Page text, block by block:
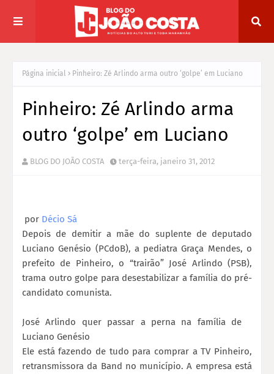
Página inicial Pinheiro: Zé Arlindo arma outro ‘golpe’ em Luciano
Pinheiro: Zé Arlindo arma
outro ‘golpe’ em Luciano
BLOG DO JOÃO COSTA terça-feira, janeiro 31, 2012
por Décio Sá
Depois de demitir a mãe do suplente de deputado
Luciano Genésio (PCdoB), a pediatra Graça Mendes, o
prefeito de Pinheiro, o “trairão” José Arlindo (PSB),
trama outro golpe para desestabilizar a família do pré-
candidato comunista.
José Arlindo quer passar a perna na família de
Luciano Genésio
Ele está fazendo de tudo para comprar a TV Pinheiro,
retransmissora da Band no município. A empresa está